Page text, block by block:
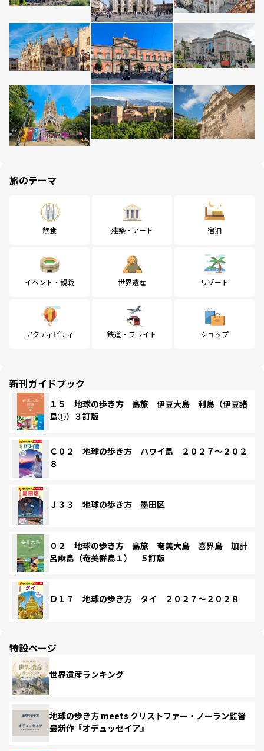
旅のテーマ
飲食 建築・アート 宿泊
イベント・観戦 世界遺産 リゾート
アクティビティ 鉄道・フライト ショップ
新刊ガイドブック
１５ 地球の歩き方 島旅 伊豆大島 利島（伊豆諸
島①）３訂版
Ｃ０２ 地球の歩き方 ハワイ島 ２０２７～２０２
８
Ｊ３３ 地球の歩き方 墨田区
０２ 地球の歩き方 島旅 奄美大島 喜界島 加計
呂麻島（奄美群島１） ５訂版
Ｄ１７ 地球の歩き方 タイ ２０２７～２０２８
特設ページ
世界遺産ランキング
地球の歩き方 meets クリストファー・ノーラン監督
最新作『オデュッセイア』